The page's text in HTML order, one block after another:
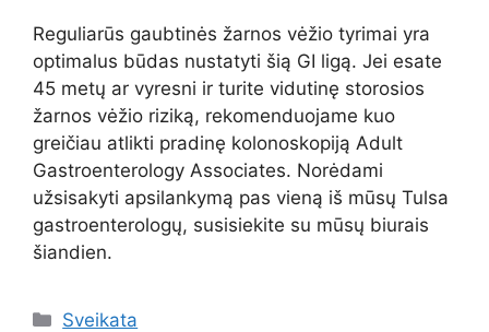
Reguliarūs gaubtinės žarnos vėžio tyrimai yra
optimalus būdas nustatyti šią GI ligą. Jei esate
45 metų ar vyresni ir turite vidutinę storosios
žarnos vėžio riziką, rekomenduojame kuo
greičiau atlikti pradinę kolonoskopiją Adult
Gastroenterology Associates. Norėdami
užsisakyti apsilankymą pas vieną iš mūsų Tulsa
gastroenterologų, susisiekite su mūsų biurais
šiandien.
Kategorijos
Sveikata